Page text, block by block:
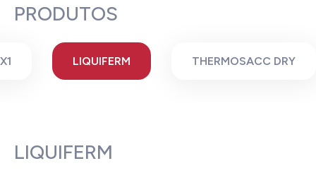
PRODUTOS
LIQUIFERM THERMOSACC DRY
LIQUIFERM